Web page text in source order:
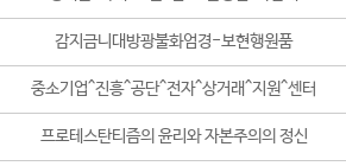
감지금니대방광불화엄경-보현행원품
중소기업^진흥^공단^전자^상거래^지원^센터
프로테스탄티즘의 윤리와 자본주의의 정신